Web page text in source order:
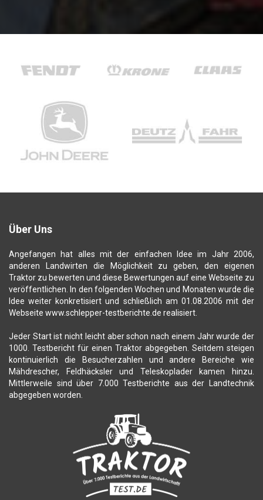
Über Uns
Angefangen hat alles mit der einfachen Idee im Jahr 2006,
anderen Landwirten die Möglichkeit zu geben, den eigenen
Traktor zu bewerten und diese Bewertungen auf eine Webseite zu
veröffentlichen. In den folgenden Wochen und Monaten wurde die
Idee weiter konkretisiert und schließlich am 01.08.2006 mit der
Webseite www.schlepper-testberichte.de realisiert.
Jeder Start ist nicht leicht aber schon nach einem Jahr wurde der
1000. Testbericht für einen Traktor abgegeben. Seitdem steigen
kontinuierlich die Besucherzahlen und andere Bereiche wie
Mähdrescher, Feldhäcksler und Teleskoplader kamen hinzu.
Mittlerweile sind über 7.000 Testberichte aus der Landtechnik
abgegeben worden.